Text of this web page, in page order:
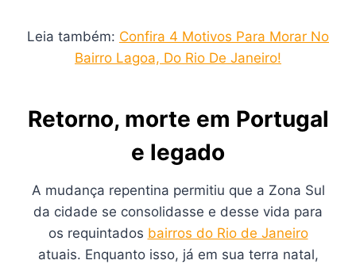
Leia também: Confira 4 Motivos Para Morar No
Bairro Lagoa, Do Rio De Janeiro!
Retorno, morte em Portugal
e legado
A mudança repentina permitiu que a Zona Sul
da cidade se consolidasse e desse vida para
os requintados bairros do Rio de Janeiro
atuais. Enquanto isso, já em sua terra natal,